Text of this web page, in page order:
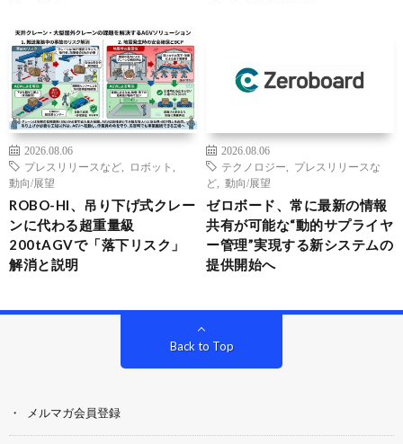
2026.08.06
プレスリリースなど
ロボット
動向/展望
ROBO-HI、吊り下げ式クレー
ンに代わる超重量級
200tAGVで「落下リスク」
解消と説明
2026.08.06
テクノロジー
プレスリリースな
ど
動向/展望
ゼロボード、常に最新の情報
共有が可能な“動的サプライヤ
ー管理”実現する新システムの
提供開始へ
Back to Top
メルマガ会員登録